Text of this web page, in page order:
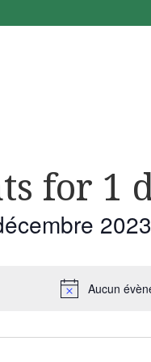
for 1
Aucun
2023